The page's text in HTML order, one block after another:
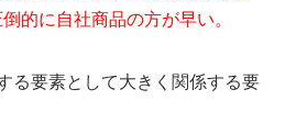
的に自社商品の方が早い。
る要素として大きく関係する要